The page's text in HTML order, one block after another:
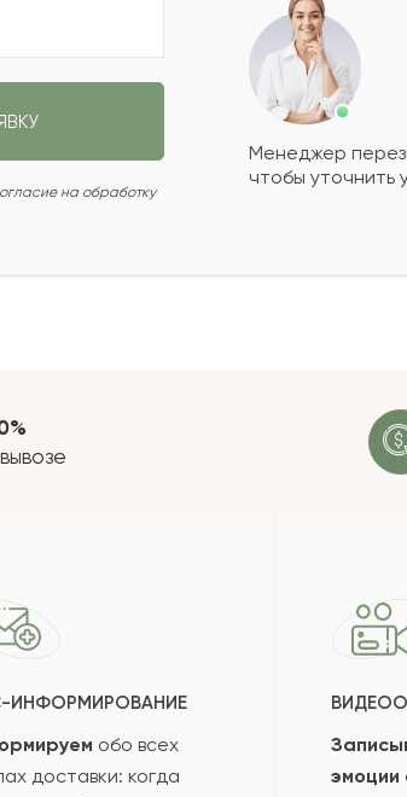
Сколько будет+?
ОСТАВИТЬ ОТЗЫВ
на обработку
Менеджер
чтобы уточнить
ИНФОРМИРОВАНИЕ
обо всех
доставки: когда
эмоции